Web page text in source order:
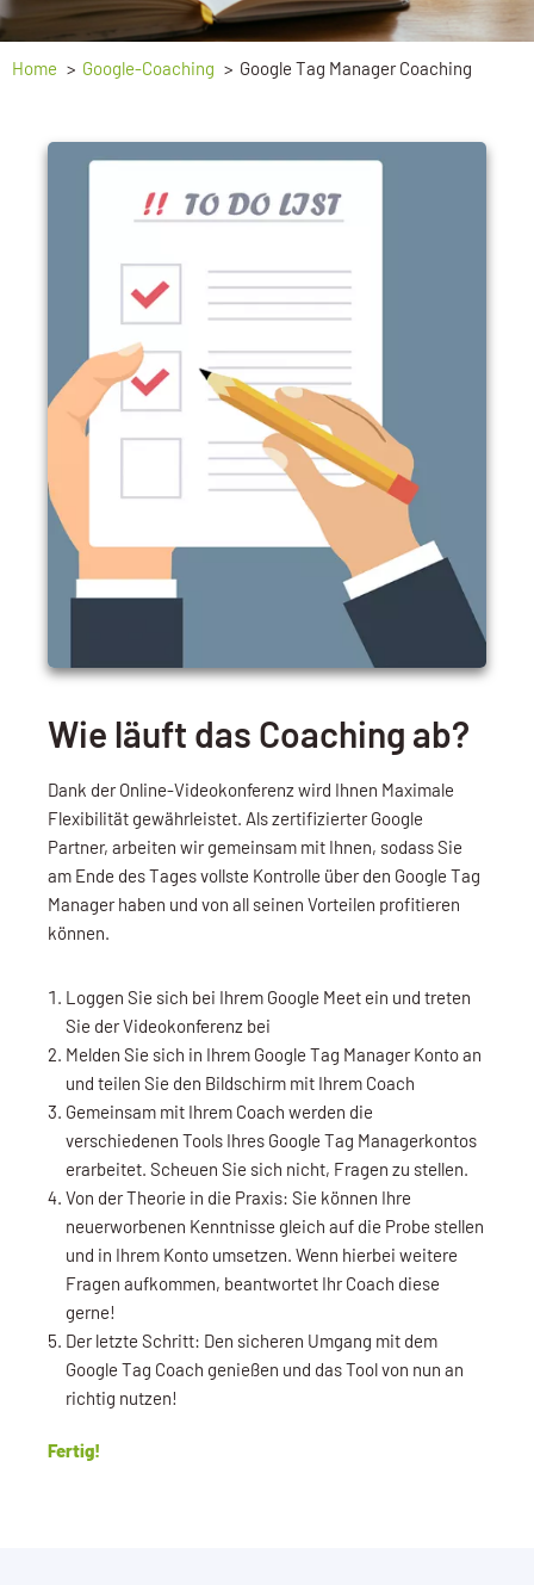
Home Google-Coaching Google Tag Manager Coaching
Wie läuft das Coaching ab?
Dank der Online-Videokonferenz wird Ihnen Maximale
Flexibilität gewährleistet. Als zertifizierter Google
Partner, arbeiten wir gemeinsam mit Ihnen, sodass Sie
am Ende des Tages vollste Kontrolle über den Google Tag
Manager haben und von all seinen Vorteilen profitieren
können.
Loggen Sie sich bei Ihrem Google Meet ein und treten
Sie der Videokonferenz bei
Melden Sie sich in Ihrem Google Tag Manager Konto an
und teilen Sie den Bildschirm mit Ihrem Coach
Gemeinsam mit Ihrem Coach werden die
verschiedenen Tools Ihres Google Tag Managerkontos
erarbeitet. Scheuen Sie sich nicht, Fragen zu stellen.
Von der Theorie in die Praxis: Sie können Ihre
neuerworbenen Kenntnisse gleich auf die Probe stellen
und in Ihrem Konto umsetzen. Wenn hierbei weitere
Fragen aufkommen, beantwortet Ihr Coach diese
gerne!
Der letzte Schritt: Den sicheren Umgang mit dem
Google Tag Coach genießen und das Tool von nun an
richtig nutzen!
Fertig!